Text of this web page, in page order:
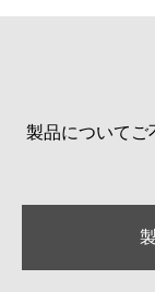
製品についてご